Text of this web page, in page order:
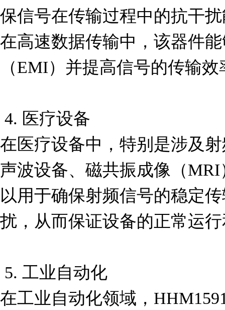
保信号在传输过程中的抗干
在高速数据传输中，该器件
（EMI）并提高信号的传输效
在医疗设备中，特别是涉及
声波设备、磁共振成像（
以用于确保射频信号的稳定
扰，从而保证设备的正常运
在工业自动化领域，